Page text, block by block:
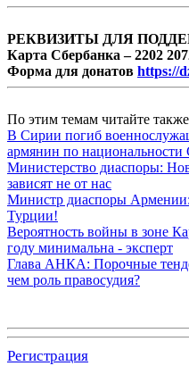
РЕКВИЗИТЫ ДЛЯ
Карта Сбербанка – 2202
Форма для донатов https://
По этим темам читайте также
В Сирии погиб
армянин по национальности
Министерство диаспоры:
зависят не от нас
Министр диаспоры Армении:
Турции!
Вероятность войны в зоне
году минимальна - эксперт
Глава АНКА: Порочные
чем роль правосудия?
Регистрация